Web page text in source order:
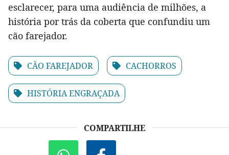
esclarecer, para uma audiência de milhões, a
história por trás da coberta que confundiu um
cão farejador.
CÃO FAREJADOR CACHORROS
HISTÓRIA ENGRAÇADA
COMPARTILHE